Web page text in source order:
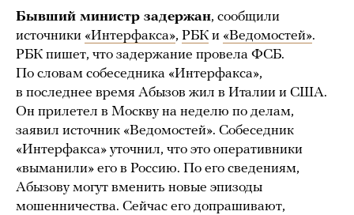
Бывший министр задержан, сообщили
источники «Интерфакса», РБК и «Ведомостей».
РБК пишет, что задержание провела ФСБ.
По словам собеседника «Интерфакса»,
в последнее время Абызов жил в Италии и США.
Он прилетел в Москву на неделю по делам,
заявил источник «Ведомостей». Собеседник
«Интерфакса» уточнил, что это оперативники
«выманили» его в Россию. По его сведениям,
Абызову могут вменить новые эпизоды
мошенничества. Сейчас его допрашивают,